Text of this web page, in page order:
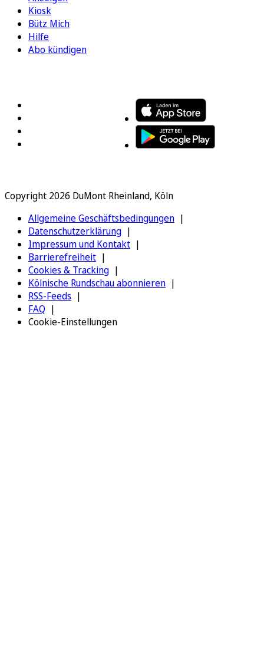
Kiosk
Bütz Mich
Hilfe
Abo kündigen
Copyright 2026 DuMont Rheinland, Köln
Allgemeine Geschäftsbedingungen
Datenschutzerklärung
Impressum und Kontakt
Barrierefreiheit
Cookies & Tracking
Kölnische Rundschau abonnieren
RSS-Feeds
FAQ
Cookie-Einstellungen